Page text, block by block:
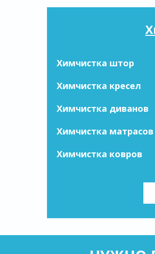
Химчистка штор
Химчистка кресел
Химчистка диванов
Химчистка матрасов
Химчистка ковров